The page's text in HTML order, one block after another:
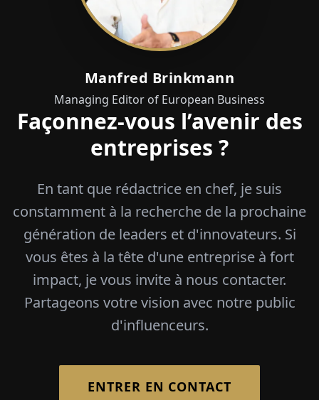
Manfred Brinkmann
Managing Editor of European Business
Façonnez-vous l’avenir des
entreprises ?
En tant que rédactrice en chef, je suis
constamment à la recherche de la prochaine
génération de leaders et d'innovateurs. Si
vous êtes à la tête d'une entreprise à fort
impact, je vous invite à nous contacter.
Partageons votre vision avec notre public
d'influenceurs.
ENTRER EN CONTACT